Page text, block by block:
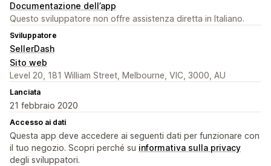
Documentazione dell’app
Questo sviluppatore non offre assistenza diretta in Italiano.
Sviluppatore
SellerDash
Sito web
Level 20, 181 William Street, Melbourne, VIC, 3000, AU
Lanciata
21 febbraio 2020
Accesso ai dati
Questa app deve accedere ai seguenti dati per funzionare con
il tuo negozio. Scopri perché su informativa sulla privacy
degli sviluppatori.